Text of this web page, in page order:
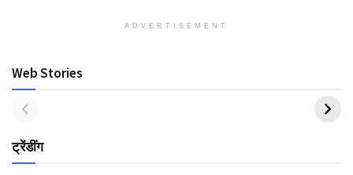
ADVERTISEMENT
Web Stories
ट्रेंडींग